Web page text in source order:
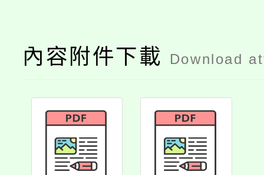
內容附件下載 Download